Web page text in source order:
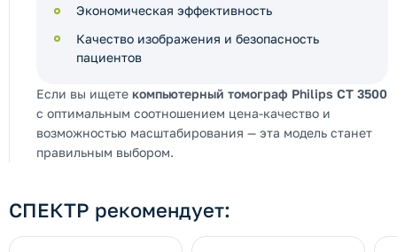
Экономическая эффективность
Качество изображения и безопасность
пациентов
Если вы ищете компьютерный томограф Philips CT 3500
с оптимальным соотношением цена-качество и
возможностью масштабирования — эта модель станет
правильным выбором.
СПЕКТР рекомендует: